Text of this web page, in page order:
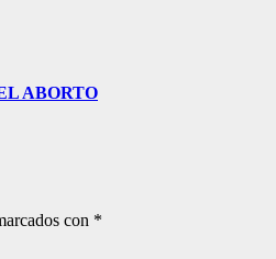
ABORTO
con *